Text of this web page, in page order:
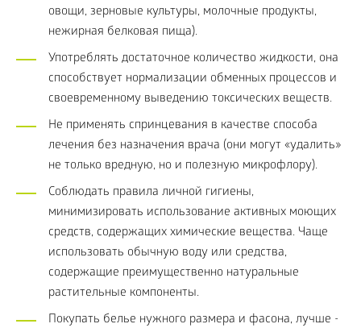
овощи, зерновые культуры, молочные продукты,
нежирная белковая пища).
Употреблять достаточное количество жидкости, она
способствует нормализации обменных процессов и
своевременному выведению токсических веществ.
Не применять спринцевания в качестве способа
лечения без назначения врача (они могут «удалить»
не только вредную, но и полезную микрофлору).
Соблюдать правила личной гигиены,
минимизировать использование активных моющих
средств, содержащих химические вещества. Чаще
использовать обычную воду или средства,
содержащие преимущественно натуральные
растительные компоненты.
Покупать белье нужного размера и фасона, лучше -